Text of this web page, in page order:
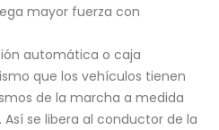
mayor fuerza con
automática o caja
que los vehículos tienen
de la marcha a medida
se libera al conductor de la